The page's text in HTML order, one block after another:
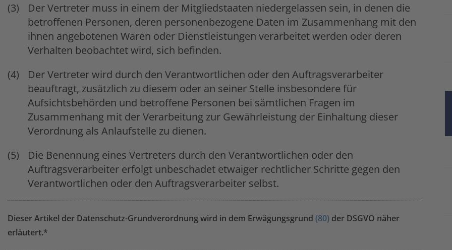
Der Vertreter muss in einem der Mitgliedstaaten niedergelassen sein, in denen die
betroffenen Personen, deren personenbezogene Daten im Zusammenhang mit den
ihnen angebotenen Waren oder Dienstleistungen verarbeitet werden oder deren
Verhalten beobachtet wird, sich befinden.
Der Vertreter wird durch den Verantwortlichen oder den Auftragsverarbeiter
beauftragt, zusätzlich zu diesem oder an seiner Stelle insbesondere für
Aufsichtsbehörden und betroffene Personen bei sämtlichen Fragen im
Zusammenhang mit der Verarbeitung zur Gewährleistung der Einhaltung dieser
Verordnung als Anlaufstelle zu dienen.
Die Benennung eines Vertreters durch den Verantwortlichen oder den
Auftragsverarbeiter erfolgt unbeschadet etwaiger rechtlicher Schritte gegen den
Verantwortlichen oder den Auftragsverarbeiter selbst.
Dieser Artikel der Datenschutz-Grundverordnung wird in dem Erwägungsgrund (80) der DSGVO näher
erläutert.*